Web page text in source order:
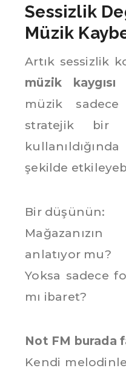
Sessizlik
Müzik
Artık sessizlik
müzik kaygısı
müzik
stratejik bir
şekilde
Bir düşünün:
anlatıyor mu?
Yoksa sadece
mı ibaret?
Not FM burada
Kendi